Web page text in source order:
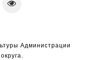
Администрации